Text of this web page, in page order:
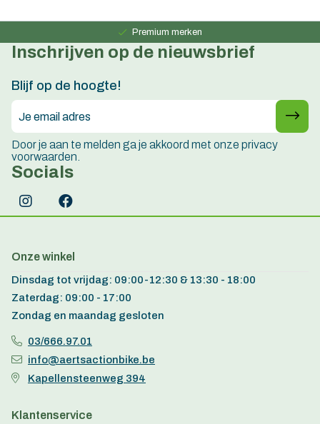
Premium merken
Persoonlijk advies
Inschrijven op de nieuwsbrief
Blijf op de hoogte!
Door je aan te melden ga je akkoord met onze privacy
voorwaarden.
Socials
Onze winkel
Dinsdag tot vrijdag: 09:00-12:30 & 13:30 - 18:00
Zaterdag: 09:00 - 17:00
Zondag en maandag gesloten
03/666.97.01
info@aertsactionbike.be
Kapellensteenweg 394
Klantenservice